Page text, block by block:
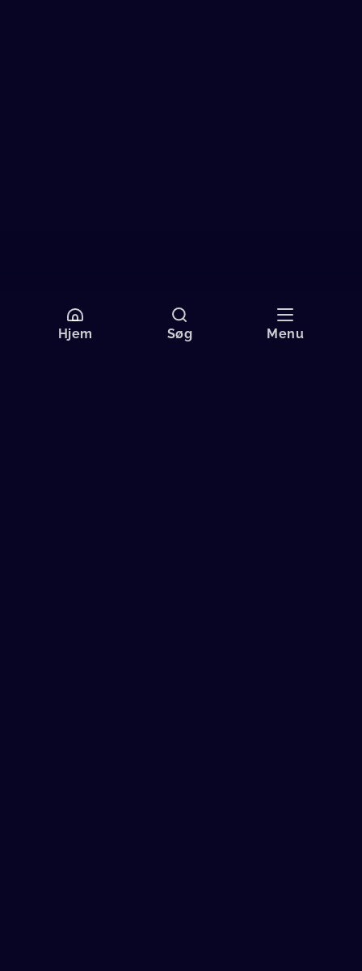
Hjem Søg Menu